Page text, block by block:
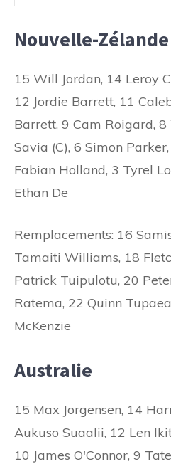
Nouvelle-Zélande
15 Will Jordan, 14 Leroy
12 Jordie Barrett, 11
Barrett, 9 Cam Roigard,
Savia (C), 6 Simon
Fabian Holland, 3 Tyrel
Ethan De
Remplacements: 16
Tamaiti Williams, 18
Patrick Tuipulotu, 20
Ratema, 22 Quinn
McKenzie
Australie
15 Max Jorgensen, 14
Aukuso Suaalii, 12 Len
10 James O'Connor, 9